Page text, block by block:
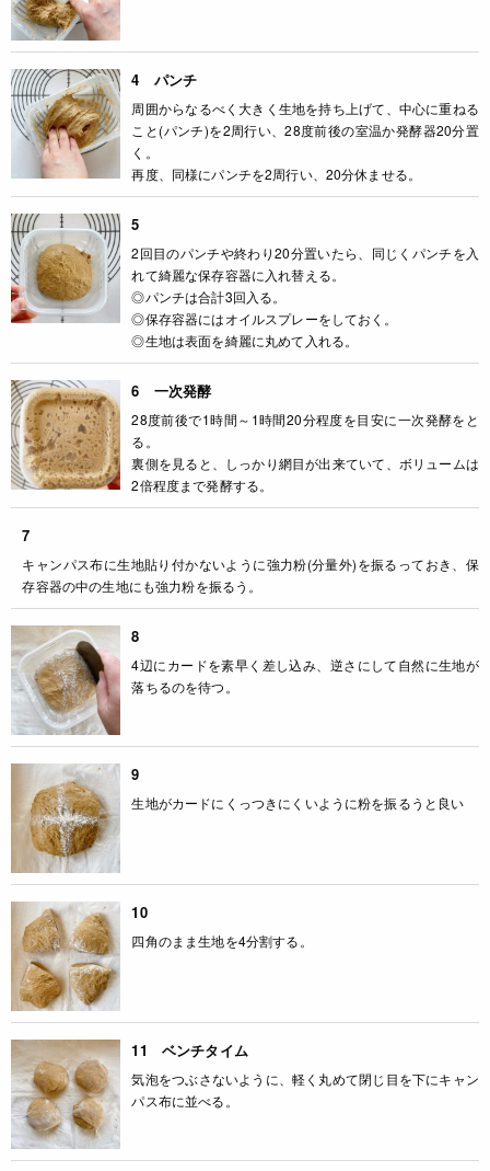
4 パンチ
周囲からなるべく大きく生地を持ち上げて、中心に重ねる
こと(パンチ)を2周行い、28度前後の室温か発酵器20分置
く。
再度、同様にパンチを2周行い、20分休ませる。
5
2回目のパンチや終わり20分置いたら、同じくパンチを入
れて綺麗な保存容器に入れ替える。
◎パンチは合計3回入る。
◎保存容器にはオイルスプレーをしておく。
◎生地は表面を綺麗に丸めて入れる。
6 一次発酵
28度前後で1時間～1時間20分程度を目安に一次発酵をと
る。
裏側を見ると、しっかり網目が出来ていて、ボリュームは
2倍程度まで発酵する。
7
キャンパス布に生地貼り付かないように強力粉(分量外)を振るっておき、保
存容器の中の生地にも強力粉を振るう。
8
4辺にカードを素早く差し込み、逆さにして自然に生地が
落ちるのを待つ。
9
生地がカードにくっつきにくいように粉を振るうと良い
10
四角のまま生地を4分割する。
11 ベンチタイム
気泡をつぶさないように、軽く丸めて閉じ目を下にキャン
パス布に並べる。